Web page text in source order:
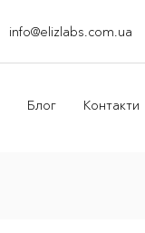
info@elizlabs.com.ua
Блог Контакти